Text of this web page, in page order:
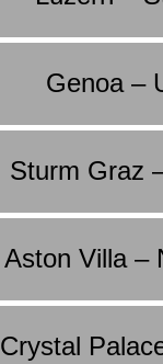
Genoa –
Sturm Graz
Aston Villa –
Crystal